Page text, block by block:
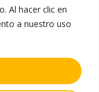
Al hacer clic en
a nuestro uso